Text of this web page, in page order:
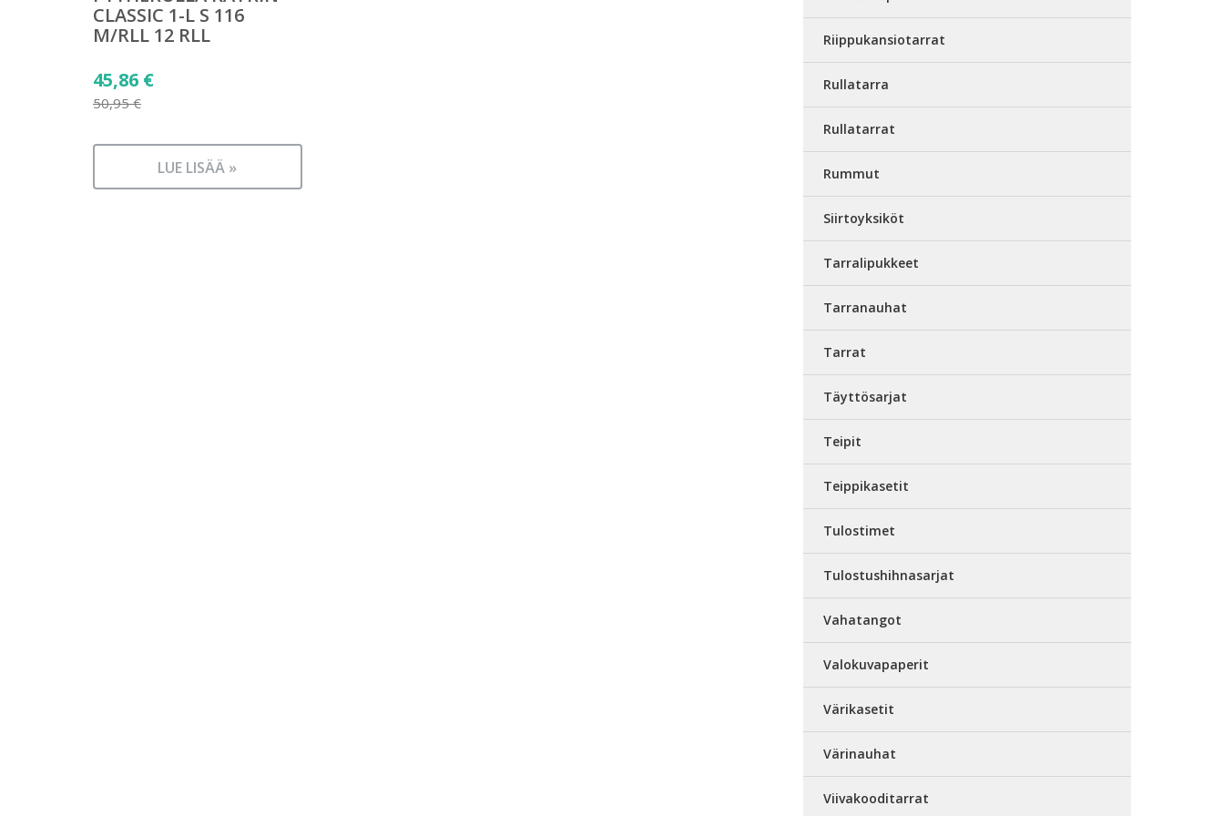
CLASSIC 1-L S 116
M/RLL 12 RLL
50,95€
Alkuperäinen
hinta
45,86 €
hinta
LUE LISÄÄ »
Riippukansiotarrat
Rullatarra
Rullatarrat
Rummut
Siirtoyksiköt
Tarralipukkeet
Tarranauhat
Tarrat
Täyttösarjat
Teipit
Teippikasetit
Tulostimet
Tulostushihnasarjat
Vahatangot
Valokuvapaperit
Värikasetit
Värinauhat
Viivakooditarrat